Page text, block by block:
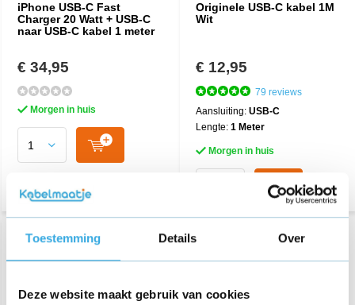
Toestemming Details Over
Deze website maakt gebruik van cookies
iPhone USB-C Fast
Charger 20 Watt + USB-C
naar USB-C kabel 1 meter
€ 34,95
Morgen in huis
Originele USB-C kabel 1M
Wit
€ 12,95
79 reviews
Aansluiting: USB-C
Lengte: 1 Meter
Morgen in huis